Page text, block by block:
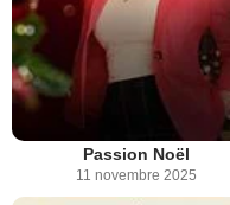
Passion Noël
11 novembre 2025